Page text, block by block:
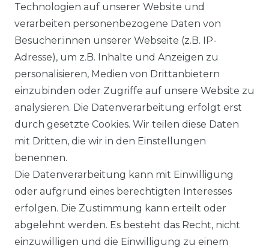
DATENSCHUTZERKLÄRUNG
WIDERRUFSRECHT
IMPRESSUM
KONTAKT
Unsere Zahlungsmöglichkeiten
Technologien auf unserer Website und
verarbeiten personenbezogene Daten von
Besucher:innen unserer Webseite (z.B. IP-
Adresse), um z.B. Inhalte und Anzeigen zu
personalisieren, Medien von Drittanbietern
einzubinden oder Zugriffe auf unsere Website zu
analysieren. Die Datenverarbeitung erfolgt erst
durch gesetzte Cookies. Wir teilen diese Daten
mit Dritten, die wir in den Einstellungen
benennen.
Die Datenverarbeitung kann mit Einwilligung
oder aufgrund eines berechtigten Interesses
erfolgen. Die Zustimmung kann erteilt oder
abgelehnt werden. Es besteht das Recht, nicht
einzuwilligen und die Einwilligung zu einem